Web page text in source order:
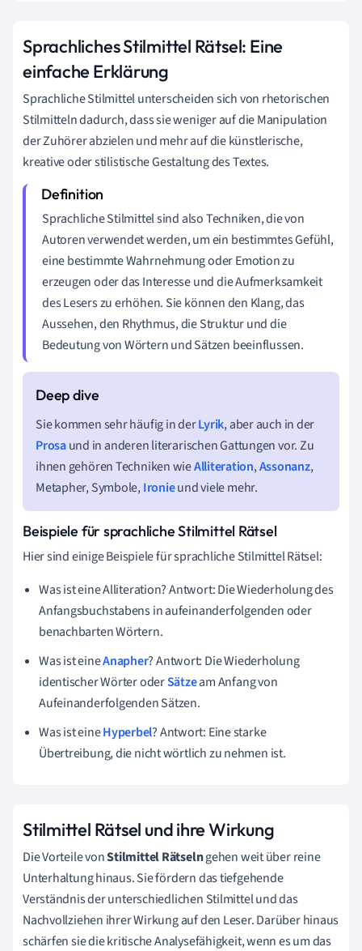
Sprachliches Stilmittel Rätsel: Eine
einfache Erklärung
Sprachliche Stilmittel unterscheiden sich von rhetorischen
Stilmitteln dadurch, dass sie weniger auf die Manipulation
der Zuhörer abzielen und mehr auf die künstlerische,
kreative oder stilistische Gestaltung des Textes.
Sprachliche Stilmittel sind also Techniken, die von
Autoren verwendet werden, um ein bestimmtes Gefühl,
eine bestimmte Wahrnehmung oder Emotion zu
erzeugen oder das Interesse und die Aufmerksamkeit
des Lesers zu erhöhen. Sie können den Klang, das
Aussehen, den Rhythmus, die Struktur und die
Bedeutung von Wörtern und Sätzen beeinflussen.
Sie kommen sehr häufig in derLyrik, aber auch in der
Prosaund in anderen literarischen Gattungen vor. Zu
ihnen gehören Techniken wieAlliteration,Assonanz,
Metapher, Symbole, Ironieund viele mehr.
Beispiele für sprachliche Stilmittel Rätsel
Hier sind einige Beispiele für sprachliche Stilmittel Rätsel:
Was ist eine Alliteration? Antwort: Die Wiederholung des
Anfangsbuchstabens in aufeinanderfolgenden oder
benachbarten Wörtern.
Was ist eineAnapher? Antwort: Die Wiederholung
identischer Wörter oderSätzeam Anfang von
Aufeinanderfolgenden Sätzen.
Was ist eineHyperbel? Antwort: Eine starke
Übertreibung, die nicht wörtlich zu nehmen ist.
Stilmittel Rätsel und ihre Wirkung
Die Vorteile vonStilmittel Rätselngehen weit über reine
Unterhaltung hinaus. Sie fördern das tiefgehende
Verständnis der unterschiedlichen Stilmittel und das
Nachvollziehen ihrer Wirkung auf den Leser. Darüber hinaus
schärfen sie die kritische Analysefähigkeit, wenn es um das